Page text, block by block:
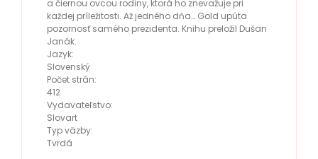
a čiernou ovcou rodiny, ktorá ho znevažuje pri
každej príležitosti. Až jedného dňa… Gold upúta
pozornosť samého prezidenta. Knihu preložil Dušan
Janák.
Jazyk:
Slovenský
Počet strán:
412
Vydavateľstvo:
Slovart
Typ väzby:
Tvrdá